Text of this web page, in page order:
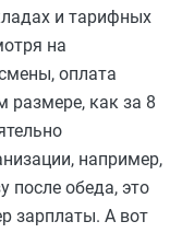
и тарифных
на
оплата
как за 8
например,
после обеда, это
зарплаты. А вот